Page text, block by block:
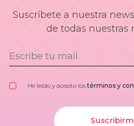
Suscríbete a nuestra
de todas nuestras
He leído y acepto lostérminos y